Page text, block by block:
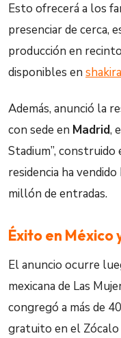
Esto ofrecerá a los
presenciar de cerca,
producción en
disponibles en
Además, anunció la
con sede en Madrid,
Stadium”, construido
residencia ha
millón de entradas.
Éxito en México
El anuncio ocurre
mexicana de Las
congregó a más de
gratuito en el Zócalo